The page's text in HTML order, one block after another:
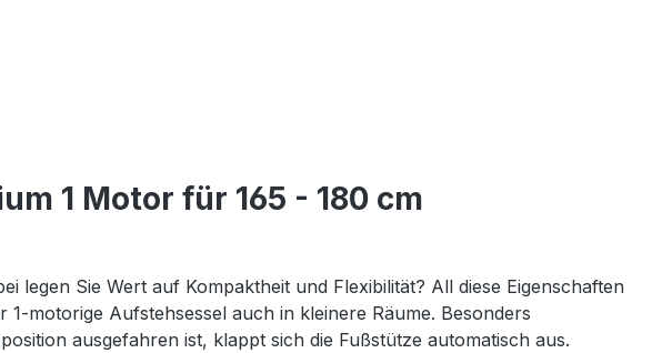
1 Motor für 165 - 180 cm
legen Sie Wert auf Kompaktheit und Flexibilität? All diese Eigenschaften
motorige Aufstehsessel auch in kleinere Räume. Besonders
ausgefahren ist, klappt sich die Fußstütze automatisch aus.